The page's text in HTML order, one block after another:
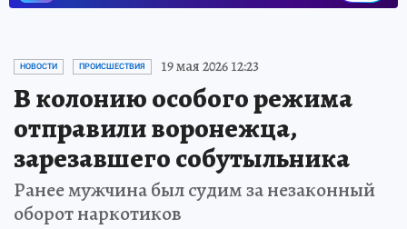
НОВОСТИ ПРОИСШЕСТВИЯ 19 мая 2026 12:23
В колонию особого режима
отправили воронежца,
зарезавшего собутыльника
Ранее мужчина был судим за незаконный
оборот наркотиков